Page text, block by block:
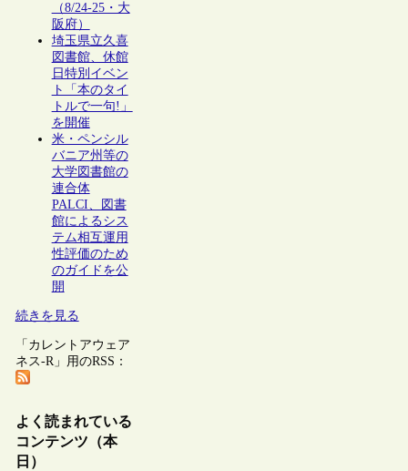
（8/24-25・大
阪府）
埼玉県立久喜
図書館、休館
日特別イベン
ト「本のタイ
トルで一句!」
を開催
米・ペンシル
バニア州等の
大学図書館の
連合体
PALCI、図書
館によるシス
テム相互運用
性評価のため
のガイドを公
開
続きを見る
「カレントアウェア
ネス-R」用のRSS：
よく読まれている
コンテンツ（本
日）